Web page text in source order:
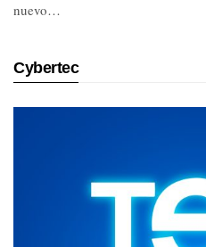
nuevo…
Cybertec